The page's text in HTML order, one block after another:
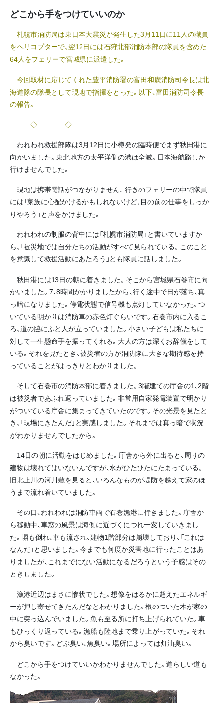
どこから手をつけていいのか
札幌市消防局は東日本大震災が発生した3月11日に11人の職員
をヘリコプターで、翌12日には石狩北部消防本部の隊員を含めた
64人をフェリーで宮城県に派遣した。
今回取材に応じてくれた豊平消防署の富田和廣消防司令長は北
海道隊の隊長として現地で指揮をとった。以下、富田消防司令長
の報告。
◇ ◇
われわれ救援部隊は3月12日に小樽発の臨時便でまず秋田港に
向かいました。東北地方の太平洋側の港は全滅。日本海航路しか
行けませんでした。
現地は携帯電話がつながりません。行きのフェリーの中で隊員
には「家族に心配かけるかもしれないけど、目の前の仕事をしっか
りやろう」と声をかけました。
われわれの制服の背中には「札幌市消防局」と書いていますか
ら、「被災地では自分たちの活動がすべて見られている。このこと
を意識して救援活動にあたろう」とも隊員に話しました。
秋田港には13日の朝に着きました。そこから宮城県石巻市に向
かいました。7、8時間かかりましたから、行く途中で日が落ち、真
っ暗になりました。停電状態で信号機も点灯していなかった。つ
いている明かりは消防車の赤色灯ぐらいです。石巻市内に入るこ
ろ、道の脇にふと人が立っていました。小さい子どもは私たちに
対して一生懸命手を振ってくれる。大人の方は深くお辞儀をして
いる。それを見たとき、被災者の方が消防隊に大きな期待感を持
っていることがはっきりとわかりました。
そして石巻市の消防本部に着きました。3階建ての庁舎の1、2階
は被災者であふれ返っていました。非常用自家発電装置で明かり
がついている庁舎に集まってきていたのです。その光景を見たと
き、「現場にきたんだ」と実感しました。それまでは真っ暗で状況
がわかりませんでしたから。
14日の朝に活動をはじめました。庁舎から外に出ると、周りの
建物は壊れてはいないんですが、水がひたひたにたまっている。
旧北上川の河川敷を見ると、いろんなものが堤防を越えて家のほ
うまで流れ着いていました。
その日、われわれは消防車両で石巻漁港に行きました。庁舎か
ら移動中、車窓の風景は海側に近づくにつれ一変していきまし
た。塀も倒れ、車も流され、建物1階部分は崩壊しており、「これは
なんだ」と思いました。今までも何度か災害地に行ったことはあ
りましたが、これまでにない活動になるだろうという予感はその
ときしました。
漁港近辺はまさに惨状でした。想像をはるかに超えたエネルギ
ーが押し寄せてきたんだなとわかりました。根のついた木が家の
中に突っ込んでいました。魚も至る所に打ち上げられていた。車
もひっくり返っている。漁船も陸地まで乗り上がっていた。それ
から臭いです。どぶ臭い、魚臭い。場所によっては灯油臭い。
どこから手をつけていいかわかりませんでした。道らしい道も
なかった。